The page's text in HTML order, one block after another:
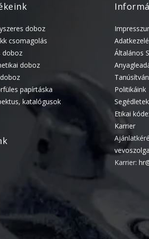
doboz
csomagolás
doboz
doboz
papírtáska
katalógusok
Általános
Politikáink
Segédletek
Etikai
Karrier
Karrier: